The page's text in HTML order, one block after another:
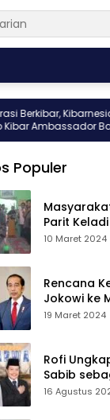
Kibarnesia gelar
Batch 10
Populer
Parit
Fauzan-
10 Maret 2024
Rencana
Jokowi ke
Pro Kontra,
19 Maret 2024
Rofi
Sabib
Pilkada
16 Agustus